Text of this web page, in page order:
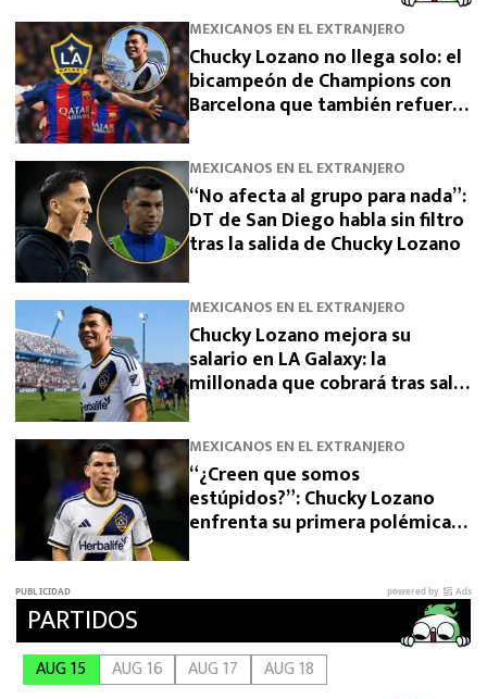
MEXICANOS EN EL EXTRANJERO
Chucky Lozano no llega solo: el
bicampeón de Champions con
Barcelona que también refuerza
MEXICANOS EN EL EXTRANJERO
“No afecta al grupo para nada”:
DT de San Diego habla sin filtro
tras la salida de Chucky Lozano
MEXICANOS EN EL EXTRANJERO
Chucky Lozano mejora su
salario en LA Galaxy: la
millonada que cobrará tras salir
MEXICANOS EN EL EXTRANJERO
“¿Creen que somos
estúpidos?”: Chucky Lozano
enfrenta su primera polémica